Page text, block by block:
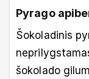
Pyrago
Šokoladinis
šokolado